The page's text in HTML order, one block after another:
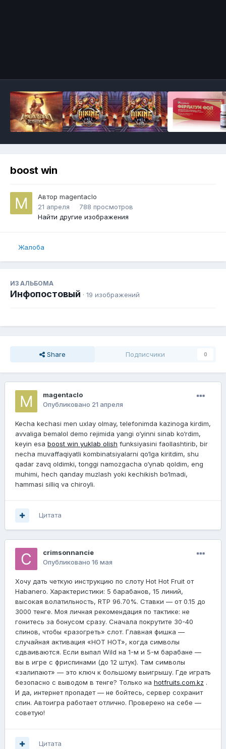
boost win
Автор magentaclo
21 апреля
788 просмотров
Найти другие изображения
Жалоба
ИЗ АЛЬБОМА
Инфопостовый · 19 изображений
Share Подписчики 0
magentaclo
Опубликовано 21 апреля
Kecha kechasi men uxlay olmay, telefonimda kazinoga kirdim,
avvaliga bemalol demo rejimida yangi o‘yinni sinab ko‘rdim,
keyin esa boost win yuklab olish funksiyasini faollashtirib, bir
necha muvaffaqiyatli kombinatsiyalarni qo‘lga kiritdim, shu
qadar zavq oldimki, tonggi namozgacha o‘ynab qoldim, eng
muhimi, hech qanday muzlash yoki kechikish bo‘lmadi,
hammasi silliq va chiroyli.
Цитата
crimsonnancie
Опубликовано 16 мая
Хочу дать четкую инструкцию по слоту Hot Hot Fruit от
Habanero. Характеристики: 5 барабанов, 15 линий,
высокая волатильность, RTP 96.70%. Ставки — от 0.15 до
3000 тенге. Моя личная рекомендация по тактике: не
гонитесь за бонусом сразу. Сначала покрутите 30-40
спинов, чтобы «разогреть» слот. Главная фишка —
случайная активация «HOT HOT», когда символы
сдваиваются. Если выпал Wild на 1-м и 5-м барабане —
вы в игре с фриспинами (до 12 штук). Там символы
«залипают» — это ключ к большому выигрышу. Где играть
безопасно с выводом в тенге? Только на hotfruits.com.kz .
И да, интернет пропадет — не бойтесь, сервер сохранит
спин. Автоигра работает отлично. Проверено на себе —
советую!
Цитата